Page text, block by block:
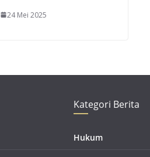
24 Mei 2025
Kategori Berita
Hukum